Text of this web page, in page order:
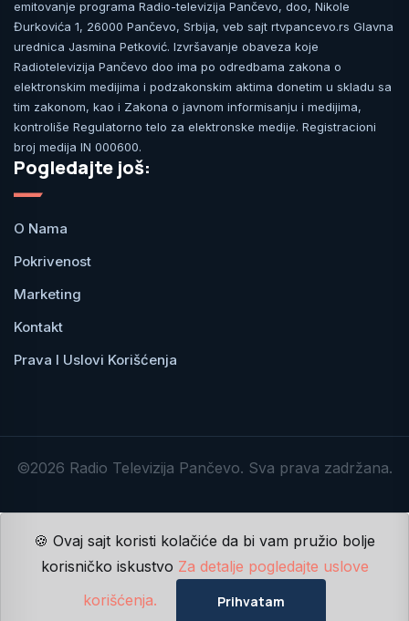
emitovanje programa Radio-televizija Pančevo, doo, Nikole
Đurkovića 1, 26000 Pančevo, Srbija, veb sajt rtvpancevo.rs Glavna
urednica Jasmina Petković. Izvršavanje obaveza koje
Radiotelevizija Pančevo doo ima po odredbama zakona o
elektronskim medijima i podzakonskim aktima donetim u skladu sa
tim zakonom, kao i Zakona o javnom informisanju i medijima,
kontroliše Regulatorno telo za elektronske medije. Registracioni
broj medija IN 000600.
Pogledajte još:
O Nama
Pokrivenost
Marketing
Kontakt
Prava I Uslovi Korišćenja
©2026 Radio Televizija Pančevo. Sva prava zadržana.
🍪 Ovaj sajt koristi kolačiće da bi vam pružio bolje
korisničko iskustvo Za detalje pogledajte uslove
korišćenja.
Prihvatam